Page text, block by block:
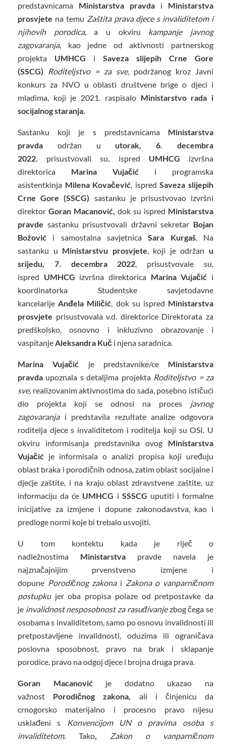
predstavnicama Ministarstva pravda i Ministarstva
prosvjete na temu Zaštita prava djece s invaliditetom i
njihovih porodica,a u okviru kampanje javnog
zagovaranja, kao jedne od aktivnosti partnerskog
projekta UMHCG i Saveza slijepih Crne Gore
(SSCG)
Roditeljstvo = za sve, podržanog kroz Javni
konkurs za NVO u oblasti društvene brige o djeci i
mladima, koji je 2021. raspisalo Ministarstvo rada i
socijalnog staranja.
Sastanku koji je s predstavnicama Ministarstva
pravda održan u utorak, 6. decembra
2022. prisustvovali su, ispred UMHCG izvršna
direktorica Marina Vujačić i programska
asistentkinja Milena Kovačević, ispredSaveza slijepih
Crne Gore (SSCG) sastanku je prisustvovao izvršni
direktor Goran Macanović, dok su ispred Ministarstva
pravde sastanku prisustvovali državni sekretar Bojan
Božović i samostalna savjetnicaSara Kurgaš. Na
sastanku u Ministarstvu prosvjete, koji je održan u
srijedu, 7. decembra 2022, prisustvovale su,
ispred UMHCG izvršna direktorica Marina Vujačić i
koordinatorka Studentske savjetodavne
kancelarijeAnđela Miličić, dok su ispred Ministarstva
prosvjete prisustvovala v.d. direktorice Direktorata za
predškolsko, osnovno i inkluzivno obrazovanje i
vaspitanjeAleksandra Kuč i njena saradnica.
Marina Vujačić je predstavnike/ce Ministarstva
pravda upoznala s detaljima projektaRoditeljstvo = za
sve, realizovanim aktivnostima do sada, posebno ističući
dio projekta koji se odnosi na proces javnog
zagovaranjai predstavila rezultate analize odgovora
roditelja djece s invaliditetom i roditelja koji su OSI. U
okviru informisanja predstavnika ovog Ministarstva
Vujačić je informisala o analizi propisa koji uređuju
oblast braka i porodičnih odnosa, zatim oblast socijalne i
djećje zaštite, i na kraju oblast zdravstvene zaštite, uz
informaciju da će UMHCG i SSSCG uputiti i formalne
inicijative za izmjene i dopune zakonodavstva, kao i
predloge normi koje bi trebalo usvojiti.
U tom kontektu kada je riječ o
nadležnostima Ministarstva pravde navela je
najznačajnijim prvenstveno izmjene i
dopune Porodičnog zakonai Zakona o vanparničnom
postupkujer oba propisa polaze od pretpostavke da
je invalidnost nesposobnost za rasuđivanjezbog čega se
osobama s invaliditetom, samo po osnovu invalidnosti ili
pretpostavljene invalidnosti, oduzima ili ograničava
poslovna sposobnost, pravo na brak i sklapanje
porodice, pravo na odgoj djece i brojna druga prava.
Goran Macanović je dodatno ukazao na
važnost Porodičnog zakona, ali i činjenicu da
crnogorsko materijalno i procesno pravo nijesu
usklađeni s
Konvencijom UN o pravima osoba s
invaliditetom. Tako, Zakon o vanparničnom